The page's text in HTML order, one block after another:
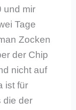
und mir
Tage
Zocken
der Chip
nicht auf
ist für
die der